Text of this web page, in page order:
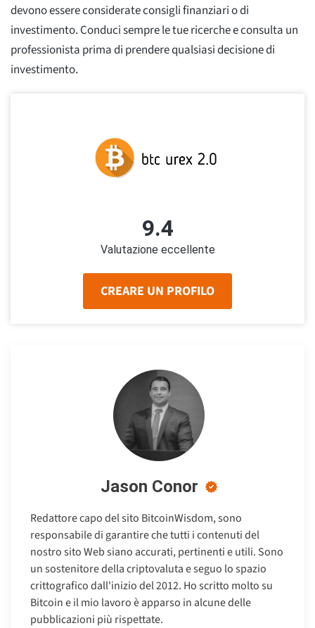
devono essere considerate consigli finanziari o di
investimento. Conduci sempre le tue ricerche e consulta un
professionista prima di prendere qualsiasi decisione di
investimento.
9.4
Valutazione eccellente
CREARE UN PROFILO
Jason Conor
Redattore capo del sito BitcoinWisdom, sono
responsabile di garantire che tutti i contenuti del
nostro sito Web siano accurati, pertinenti e utili. Sono
un sostenitore della criptovaluta e seguo lo spazio
crittografico dall'inizio del 2012. Ho scritto molto su
Bitcoin e il mio lavoro è apparso in alcune delle
pubblicazioni più rispettate.